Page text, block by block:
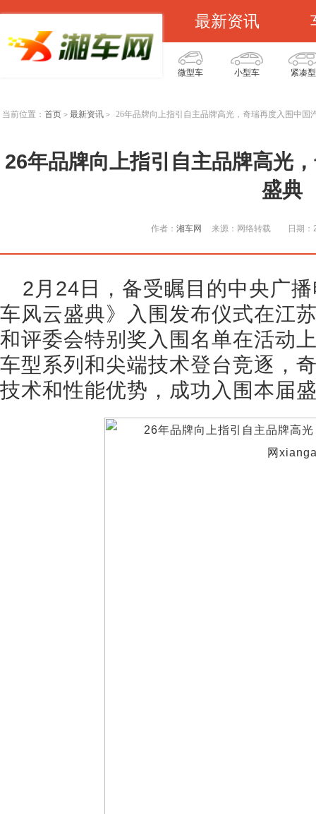
最新资讯
微型车 小型车 紧凑型
当前位置： 首页 > 最新资讯 > 26年品牌向上指引自主品牌高光，奇瑞再度入围中国
26年品牌向上指引自主品牌高光
盛典
作者： 湘车网 来源：网络转载 日期
2月24日，备受瞩目的中央广
车风云盛典》入围发布仪式在江
和评委会特别奖入围名单在活动
车型系列和尖端技术登台竞逐，
技术和性能优势，成功入围本届